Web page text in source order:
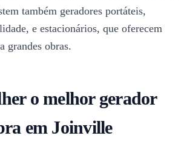
também geradores portáteis,
e estacionários, que oferecem
grandes obras.
o melhor gerador
em Joinville